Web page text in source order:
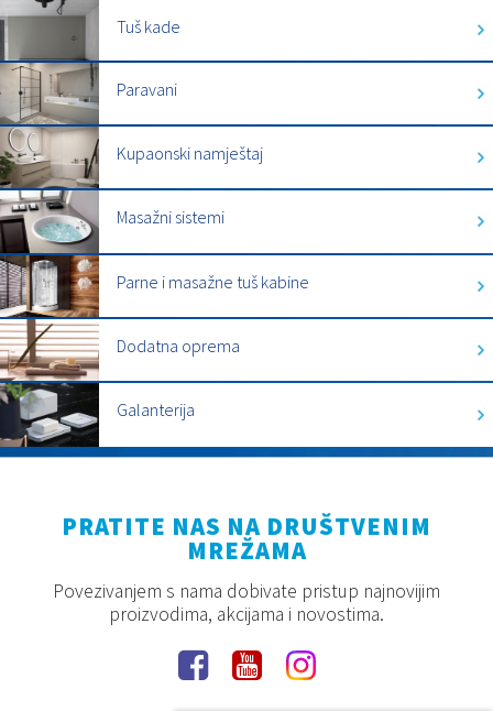
Tuš kade
Paravani
Kupaonski namještaj
Masažni sistemi
Parne i masažne tuš kabine
Dodatna oprema
Galanterija
PRATITE NAS NA DRUŠTVENIM
MREŽAMA
Povezivanjem s nama dobivate pristup najnovijim
proizvodima, akcijama i novostima.